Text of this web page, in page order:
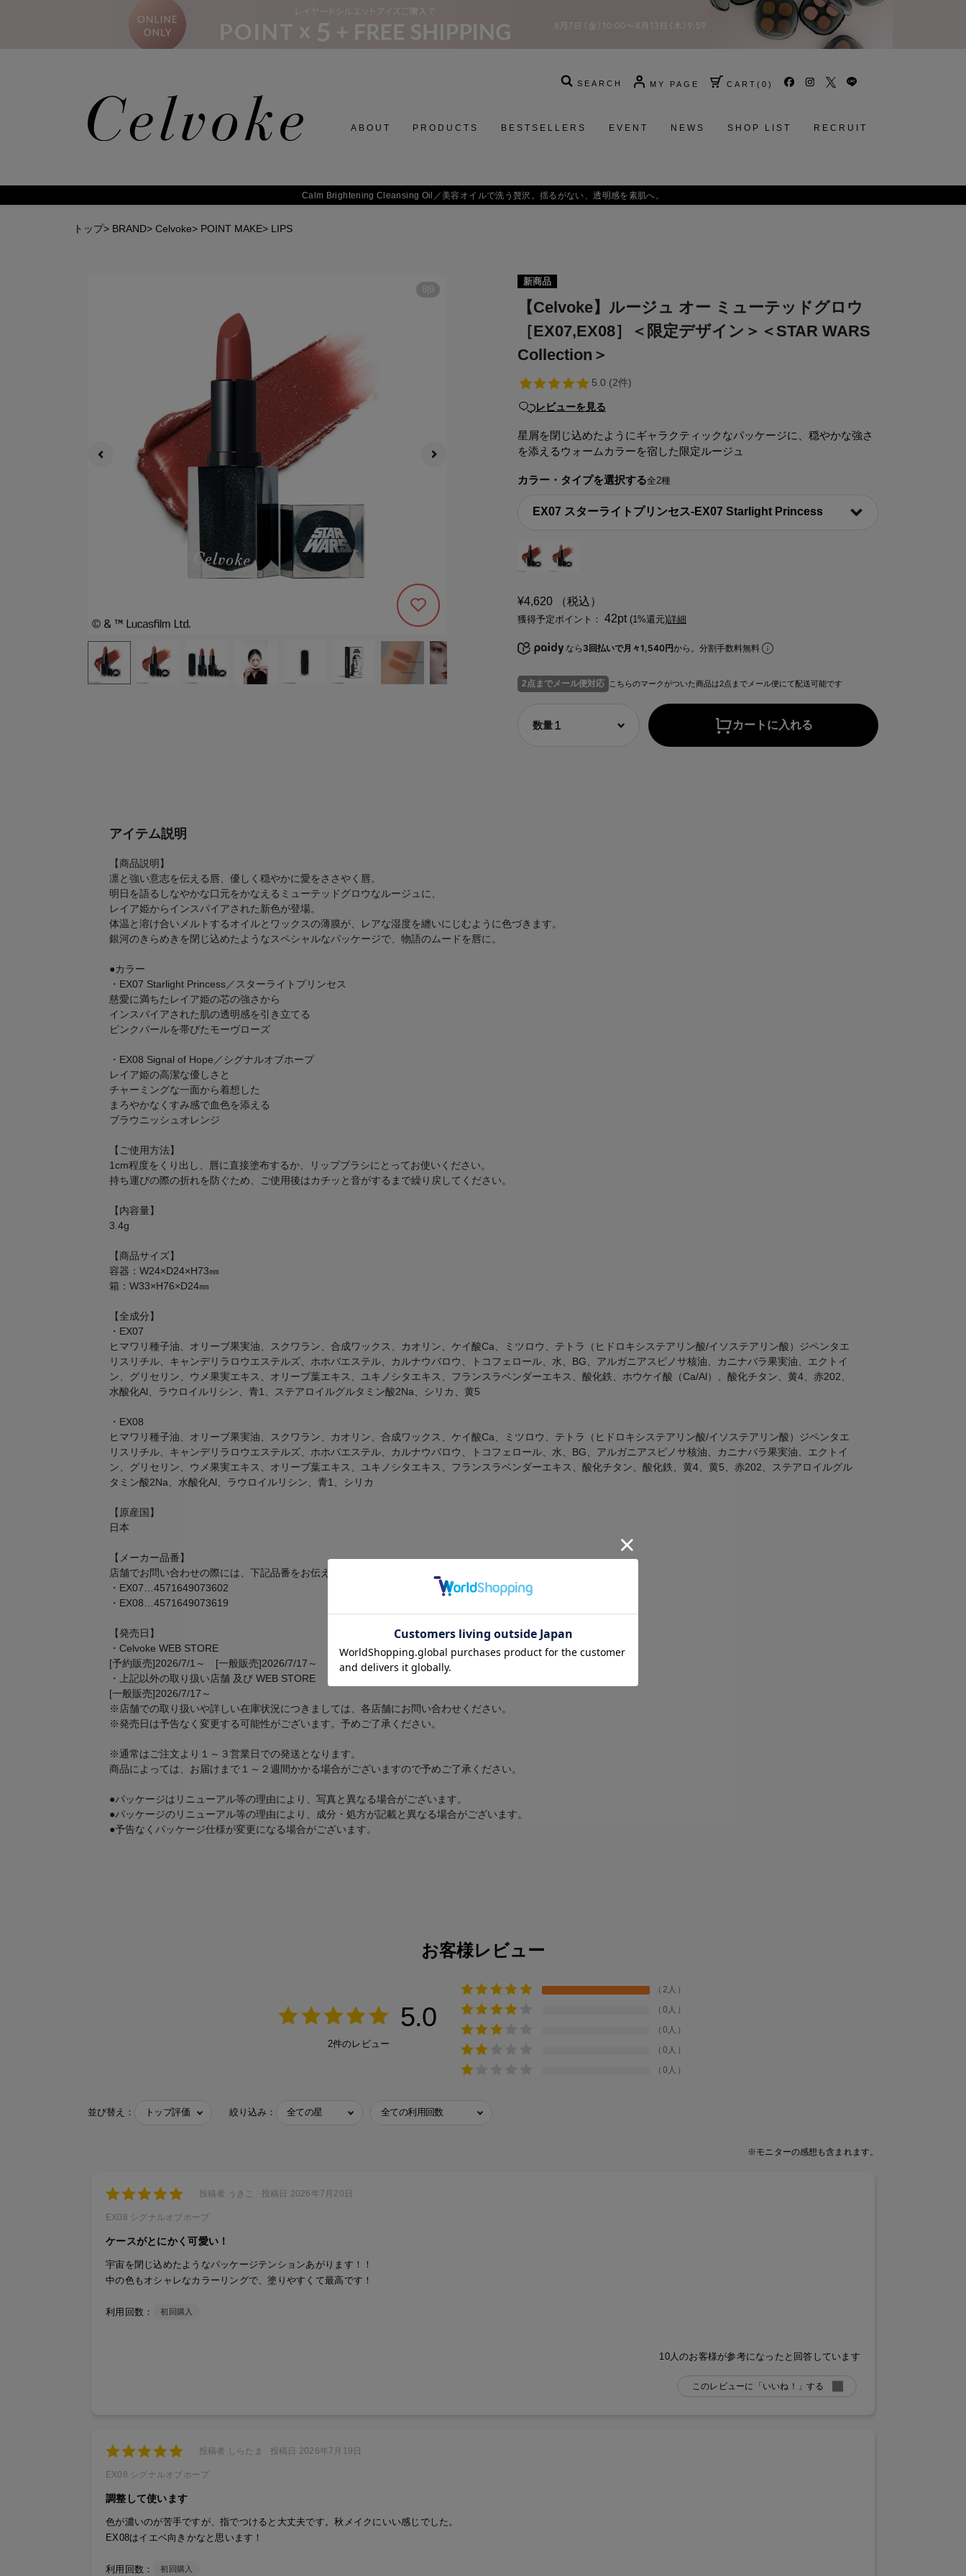
SEARCH MY PAGE CART ( 0 )
ABOUT PRODUCTS BESTSELLERS EVENT NEWS SHOP LIST RECRUIT
Calm Brightening Cleansing Oil／ 美容オイルで洗う贅沢。揺るがない、透明感を素肌へ。
トップ> BRAND> Celvoke> POINT MAKE> LIPS
8 9
208
新商品
【Celvoke】ルージュ オー ミューテッドグロウ
［EX07,EX08］＜限定デザイン＞＜STAR WARS
Collection＞
レビューを見る
星屑を閉じ込めたようにギャラクティックなパッケージに、穏やかな強さ
を添えるウォームカラーを宿した限定ルージュ
カラー・タイプを選択する全2種
¥4,620 （税込）
獲得予定ポイント： 42pt (1%還元)詳細
なら 3回払いで月々1,540円から。分割手数料無料
2点までメール便対応 こちらのマークがついた商品は2点までメール便にて配送可能です
カートに入れる
アイテム説明
【商品説明】
凛と強い意志を伝える唇、優しく穏やかに愛をささやく唇。
明日を語るしなやかな口元をかなえるミューテッドグロウなルージュに、
レイア姫からインスパイアされた新色が登場。
体温と溶け合いメルトするオイルとワックスの薄膜が、レアな湿度を纏いにじむように色づきます。
銀河のきらめきを閉じ込めたようなスペシャルなパッケージで、物語のムードを唇に。
●カラー
・EX07 Starlight Princess／スターライトプリンセス
慈愛に満ちたレイア姫の芯の強さから
インスパイアされた肌の透明感を引き立てる
ピンクパールを帯びたモーヴローズ
・EX08 Signal of Hope／シグナルオブホープ
レイア姫の高潔な優しさと
チャーミングな一面から着想した
まろやかなくすみ感で血色を添える
ブラウニッシュオレンジ
【ご使用方法】
1cm程度をくり出し、唇に直接塗布するか、リップブラシにとってお使いください。
持ち運びの際の折れを防ぐため、ご使用後はカチッと音がするまで繰り戻してください。
【内容量】
3.4g
【商品サイズ】
容器：W24×D24×H73㎜
箱：W33×H76×D24㎜
【全成分】
・EX07
ヒマワリ種子油、オリーブ果実油、スクワラン、合成ワックス、カオリン、ケイ酸Ca、ミツロウ、テトラ（ヒドロキシステアリン酸/イソステアリン酸）ジペンタエ
リスリチル、キャンデリラロウエステルズ、ホホバエステル、カルナウバロウ、トコフェロール、水、BG、アルガニアスピノサ核油、カニナバラ果実油、エクトイ
ン、グリセリン、ウメ果実エキス、オリーブ葉エキス、ユキノシタエキス、フランスラベンダーエキス、酸化鉄、ホウケイ酸（Ca/Al）、酸化チタン、黄4、赤202、
水酸化Al、ラウロイルリシン、青1、ステアロイルグルタミン酸2Na、シリカ、黄5
・EX08
ヒマワリ種子油、オリーブ果実油、スクワラン、カオリン、合成ワックス、ケイ酸Ca、ミツロウ、テトラ（ヒドロキシステアリン酸/イソステアリン酸）ジペンタエ
リスリチル、キャンデリラロウエステルズ、ホホバエステル、カルナウバロウ、トコフェロール、水、BG、アルガニアスピノサ核油、カニナバラ果実油、エクトイ
ン、グリセリン、ウメ果実エキス、オリーブ葉エキス、ユキノシタエキス、フランスラベンダーエキス、酸化チタン、酸化鉄、黄4、黄5、赤202、ステアロイルグル
タミン酸2Na、水酸化Al、ラウロイルリシン、青1、シリカ
【原産国】
日本
【メーカー品番】
店舗でお問い合わせの際には、下記品番をお伝え下さい。
・EX07…4571649073602
・EX08…4571649073619
【発売日】
・Celvoke WEB STORE
[予約販売]2026/7/1～ [一般販売]2026/7/17～
・上記以外の取り扱い店舗 及び WEB STORE
[一般販売]2026/7/17～
※店舗での取り扱いや詳しい在庫状況につきましては、各店舗にお問い合わせください。
※発売日は予告なく変更する可能性がございます。予めご了承ください。
※通常はご注文より１～３営業日での発送となります。
商品によっては、お届けまで１～２週間かかる場合がございますので予めご了承ください。
●パッケージはリニューアル等の理由により、写真と異なる場合がございます。
●パッケージのリニューアル等の理由により、成分・処方が記載と異なる場合がございます。
●予告なくパッケージ仕様が変更になる場合がございます。
お客様レビュー